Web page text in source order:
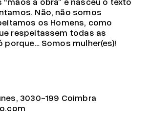
Não, não somos
os Homens, como
respeitassem todas as
porque… Somos mulher(es)!
3030-199 Coimbra